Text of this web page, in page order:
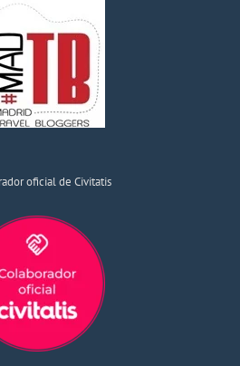
oficial de Civitatis